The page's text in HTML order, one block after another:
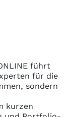
führt
für die
sondern
kurzen